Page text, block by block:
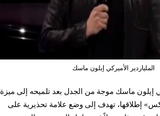
الملياردير الأميركي إيلون ماسك
إيلون ماسك موجة من الجدل بعد تلميحه إلى ميزة
إطلاقها، تهدف إلى وضع علامة تحذيرية على